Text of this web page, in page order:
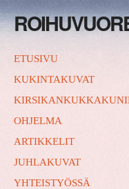
ETUSIVU
KUKINTAKUVAT
OHJELMA
ARTIKKELIT
JUHLAKUVAT
YHTEISTYÖSSÄ